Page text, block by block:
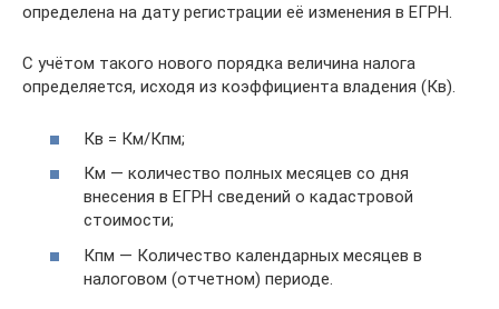
определена на дату регистрации её изменения в ЕГРН.
С учётом такого нового порядка величина налога
определяется, исходя из коэффициента владения (Кв).
Кв = Км/Кпм;
Км — количество полных месяцев со дня
внесения в ЕГРН сведений о кадастровой
стоимости;
Кпм — Количество календарных месяцев в
налоговом (отчетном) периоде.